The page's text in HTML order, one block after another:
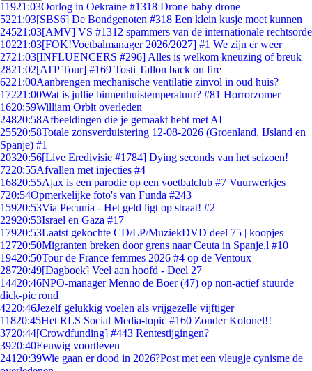
11921:03Oorlog in Oekraïne #1318 Drone baby drone
5221:03[SBS6] De Bondgenoten #318 Een klein kusje moet kunnen
24521:03[AMV] VS #1312 spammers van de internationale rechtsorde
10221:03[FOK!Voetbalmanager 2026/2027] #1 We zijn er weer
2721:03[INFLUENCERS #296] Alles is welkom kneuzing of breuk
2821:02[ATP Tour] #169 Tosti Tallon back on fire
6221:00Aanbrengen mechanische ventilatie zinvol in oud huis?
17221:00Wat is jullie binnenhuistemperatuur? #81 Horrorzomer
1620:59William Orbit overleden
24820:58Afbeeldingen die je gemaakt hebt met AI
25520:58Totale zonsverduistering 12-08-2026 (Groenland, IJsland en
Spanje) #1
20320:56[Live Eredivisie #1784] Dying seconds van het seizoen!
7220:55Afvallen met injecties #4
16820:55Ajax is een parodie op een voetbalclub #7 Vuurwerkjes
720:54Opmerkelijke foto's van Funda #243
15920:53Via Pecunia - Het geld ligt op straat! #2
22920:53Israel en Gaza #17
17920:53Laatst gekochte CD/LP/MuziekDVD deel 75 | koopjes
12720:50Migranten breken door grens naar Ceuta in Spanje,l #10
19420:50Tour de France femmes 2026 #4 op de Ventoux
28720:49[Dagboek] Veel aan hoofd - Deel 27
14420:46NPO-manager Menno de Boer (47) op non-actief stuurde
dick-pic rond
4220:46Jezelf gelukkig voelen als vrijgezelle vijftiger
11820:45Het RLS Social Media-topic #160 Zonder Kolonel!!
3720:44[Crowdfunding] #443 Rentestijgingen?
3920:40Eeuwig voortleven
241 20:39Wie gaan er dood in 2026?Post met een vleugje cynisme de